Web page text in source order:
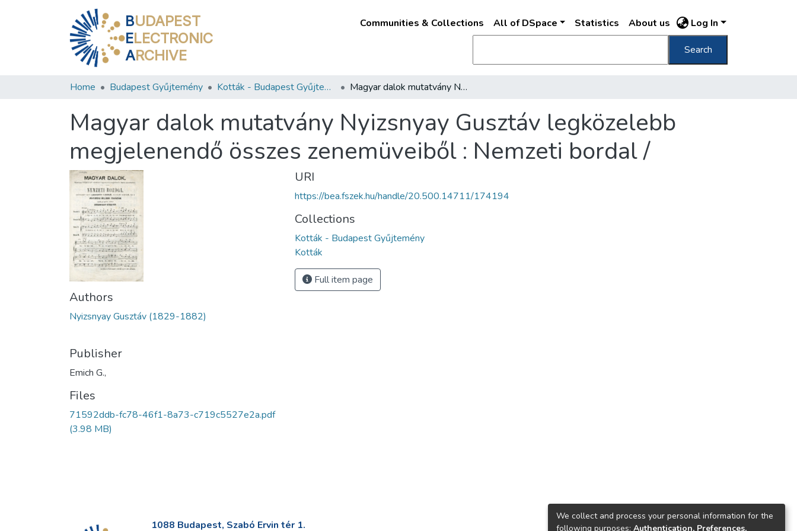
BUDAPEST
ELECTRONIC
ARCHIVE
Communities & Collections All of DSpace Statistics About us Log In
Search
Home Budapest Gyűjtemény Kották - Budapest Gyűjtemény Magyar dalok mutatvány Nyizsnyay Gusztáv legközelebb megjelenendő összes zenemüveiből : Nemzeti bordal /
Magyar dalok mutatvány Nyizsnyay Gusztáv legközelebb
megjelenendő összes zenemüveiből : Nemzeti bordal /
Authors
Nyizsnyay Gusztáv (1829-1882)
Publisher
Emich G.,
Files
71592ddb-fc78-46f1-8a73-c719c5527e2a.pdf
(3.98 MB)
URI
https://bea.fszek.hu/handle/20.500.14711/174194
Collections
Kották - Budapest Gyűjtemény
Kották
Full item page
1088 Budapest, Szabó Ervin tér 1.
We collect and process your personal information for the
following purposes: Authentication, Preferences,